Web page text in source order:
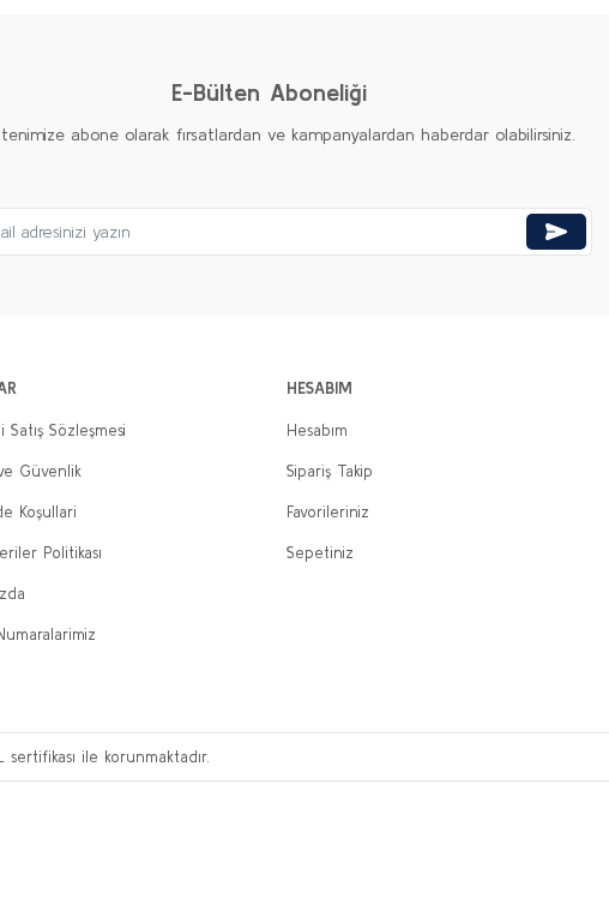
E-Bülten Aboneliği
abone olarak fırsatlardan ve kampanyalardan haberdar olabilirsiniz.
Satış Sözleşmesi
Güvenlik
Koşullari
Politikası
HESABIM
Hesabım
Sipariş Takip
Favorileriniz
Sepetiniz
sertifikası ile korunmaktadır.